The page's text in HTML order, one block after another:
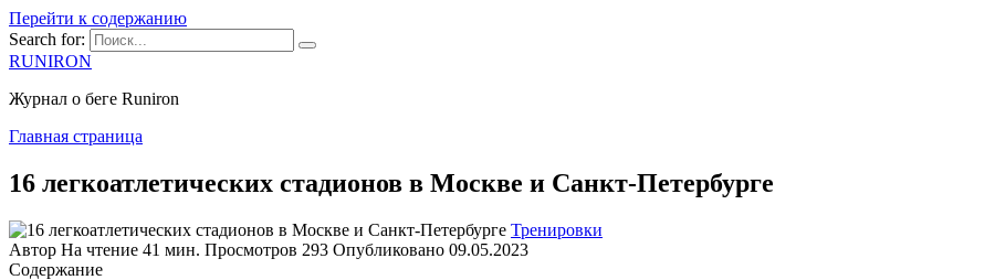
Перейти к содержанию
Search for:
RUNIRON
Журнал о беге Runiron
Главная страница
16 легкоатлетических стадионов в Москве и Санкт-Петербурге
Тренировки
Автор На чтение 41 мин. Просмотров 293 Опубликовано 09.05.2023
Содержание